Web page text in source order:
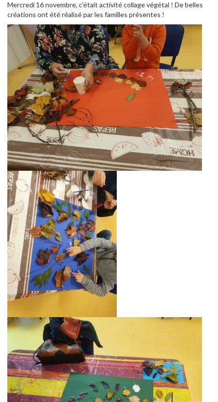
Mercredi 16 novembre, c’était activité collage végétal ! De belles
créations ont été réalisé par les familles présentes !